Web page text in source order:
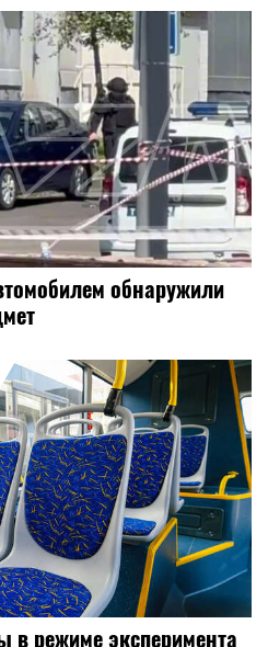
обнаружили
в режиме эксперимента